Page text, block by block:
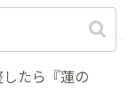
たら『蓮の